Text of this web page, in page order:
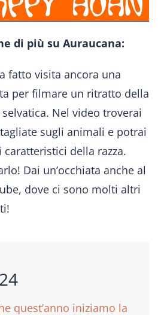
di più su Auraucana:
fatto visita ancora una
per filmare un ritratto della
Nel video troverai
sugli animali e potrai
della razza.
Dai un’occhiata anche al
dove ci sono molti altri
quest’anno iniziamo la